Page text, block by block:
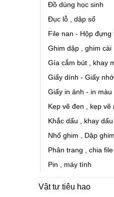
Đồ dùng học sinh
Đục lỗ , dập số
File nan - Hộp đựng
Ghim dập , ghim cài
Gía cắm bút , khay
Giấy dính - Giấy
Giấy in ảnh - in màu
Kẹp vẽ đen , kẹp vẽ
Khắc dấu , khay
Nhổ ghim , Dập ghim
Phân trang , chia file
Pin , máy tính
Vật tư tiêu hao